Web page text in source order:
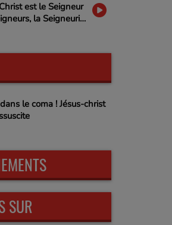
est le Seigneur
la Seigneurie
le coma ! Jésus-christ
SUR